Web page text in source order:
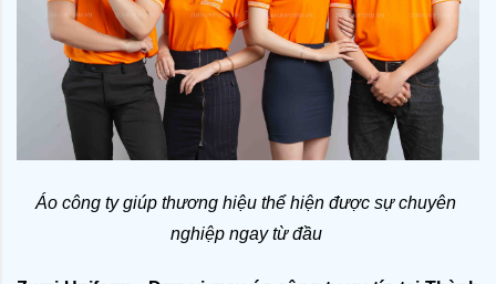
Áo công ty giúp thương hiệu thể hiện được sự chuyên
nghiệp ngay từ đầu